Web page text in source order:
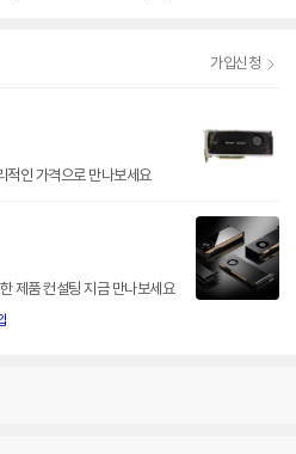
가입신청
인 가격으로 만나보세요
제품 컨설팅 지금 만나보세요